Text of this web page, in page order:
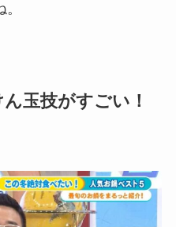
ん玉技がすごい！